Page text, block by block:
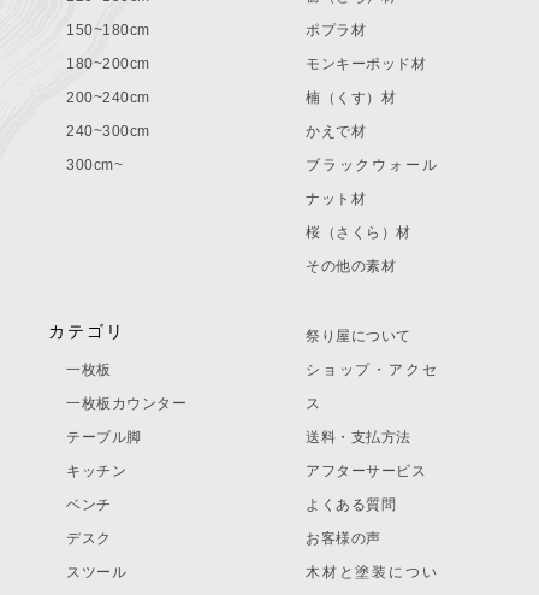
150~180cm
180~200cm
200~240cm
240~300cm
300cm~
ポプラ材
モンキーポッド材
楠（くす）材
かえで材
ブラックウォール
ナット材
桜（さくら）材
その他の素材
カテゴリ
一枚板
一枚板カウンター
テーブル脚
キッチン
ベンチ
デスク
スツール
祭り屋について
ショップ・アクセ
ス
送料・支払方法
アフターサービス
よくある質問
お客様の声
木材と塗装につい